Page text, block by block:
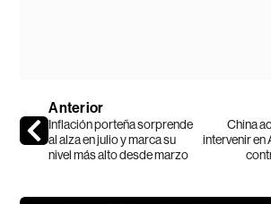
Anterior
Inflación porteña sorprende
al alza en julio y marca su
nivel más alto desde marzo
China
intervenir en